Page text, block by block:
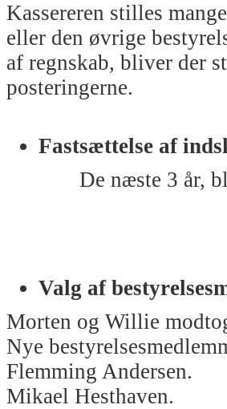
Kassereren stilles
eller den øvrige
af regnskab, bliver der
posteringerne.
Fastsættelse af
De næste 3 år, blev
Valg af
Morten og Willie
Nye
Flemming Andersen.
Mikael Hesthaven.